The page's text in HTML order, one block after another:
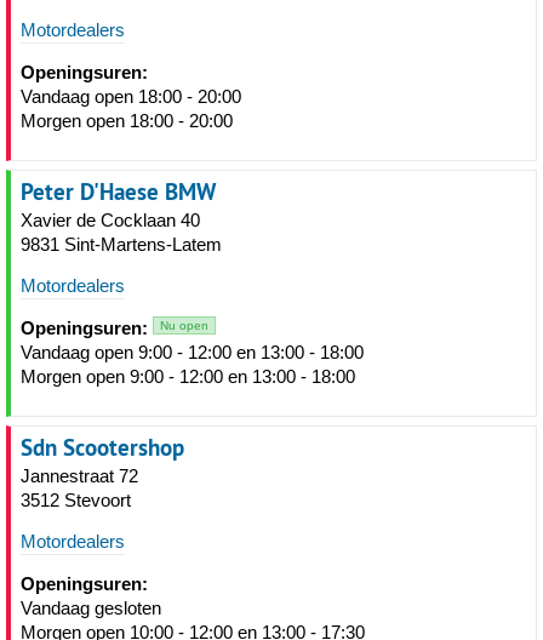
Motordealers
Openingsuren:
Vandaag open 18:00 - 20:00
Morgen open 18:00 - 20:00
Peter D'Haese BMW
Xavier de Cocklaan 40
9831 Sint-Martens-Latem
Motordealers
Openingsuren: Nu open
Vandaag open 9:00 - 12:00 en 13:00 - 18:00
Morgen open 9:00 - 12:00 en 13:00 - 18:00
Sdn Scootershop
Jannestraat 72
3512 Stevoort
Motordealers
Openingsuren:
Vandaag gesloten
Morgen open 10:00 - 12:00 en 13:00 - 17:30